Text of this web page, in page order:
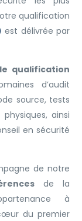
qualification
est délivrée par
qualification
d’audit
source, tests
ainsi
en sécurité
de notre
de la
à
du premier